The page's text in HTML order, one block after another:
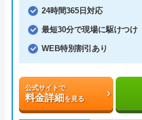
24時間365日対応
最短30分で現場に駆けつけ
WEB特別割引あり
公式サイトで
料金詳細を見る